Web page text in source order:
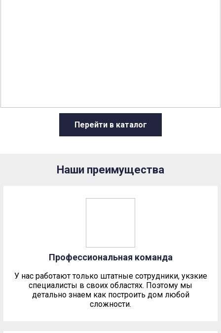
Перейти в каталог
Наши преимущества
Профессиональная команда
У нас работают только штатные сотрудники, укзкие
специалисты в своих областях. Поэтому мы
детально знаем как построить дом любой
сложности.